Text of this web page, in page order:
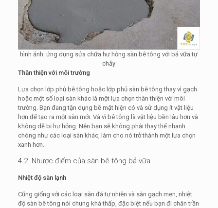
hình ảnh: ứng dụng sửa chữa hư hỏng sàn bê tông với bả vữa tự
chảy
Thân thiện với môi trường
Lựa chọn lớp phủ bê tông hoặc lớp phủ sàn bê tông thay vì gạch
hoặc một số loại sàn khác là một lựa chọn thân thiện với môi
trường. Bạn đang tận dụng bề mặt hiện có và sử dụng ít vật liệu
hơn để tạo ra một sàn mới. Và vì bê tông là vật liệu bền lâu hơn và
không dễ bị hư hỏng. Nên bạn sẽ không phải thay thế nhanh
chóng như các loại sàn khác, làm cho nó trở thành một lựa chọn
xanh hơn.
4.2. Nhược điểm của sàn bê tông bả vữa
Nhiệt độ sàn lạnh
Cũng giống với các loại sàn đá tự nhiên và sàn gạch men, nhiệt
độ sàn bê tông nói chung khá thấp, đặc biệt nếu bạn đi chân trần